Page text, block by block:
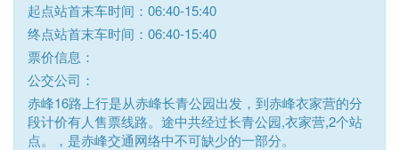
起点站首末车时间：06:40-15:40
终点站首末车时间：06:40-15:40
票价信息：
公交公司：
赤峰16路上行是从赤峰长青公园出发，到赤峰衣家营的分
段计价有人售票线路。途中共经过长青公园,衣家营,2个站
点。，是赤峰交通网络中不可缺少的一部分。